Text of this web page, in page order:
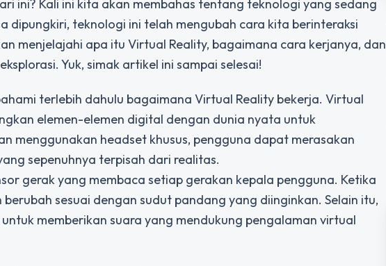
ini? Kali ini kita akan membahas tentang teknologi yang sedang
dipungkiri, teknologi ini telah mengubah cara kita berinteraksi
menjelajahi apa itu Virtual Reality, bagaimana cara kerjanya, dan
Yuk, simak artikel ini sampai selesai!
terlebih dahulu bagaimana Virtual Reality bekerja. Virtual
elemen-elemen digital dengan dunia nyata untuk
menggunakan headset khusus, pengguna dapat merasakan
sepenuhnya terpisah dari realitas.
gerak yang membaca setiap gerakan kepala pengguna. Ketika
sesuai dengan sudut pandang yang diinginkan. Selain itu,
memberikan suara yang mendukung pengalaman virtual